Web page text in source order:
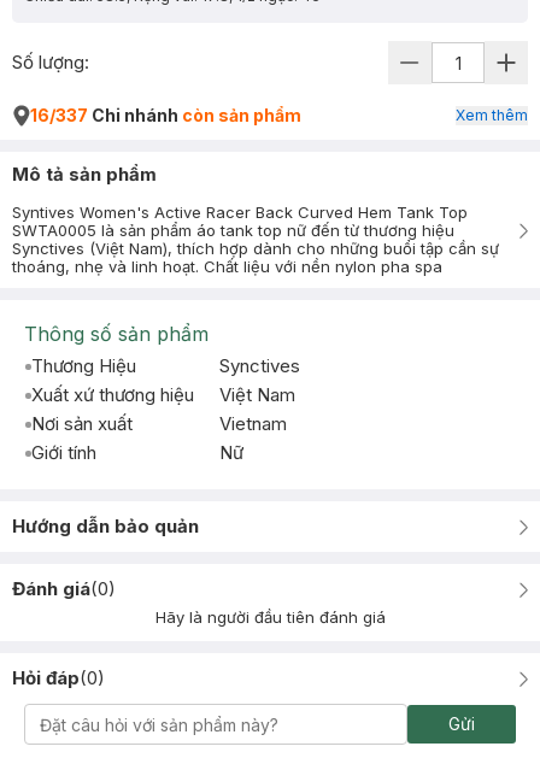
Số lượng:
16/337 Chi nhánh còn sản phẩm Xem thêm
Mô tả sản phẩm
Syntives Women's Active Racer Back Curved Hem Tank Top
SWTA0005 là sản phẩm áo tank top nữ đến từ thương hiệu
Synctives (Việt Nam), thích hợp dành cho những buổi tập cần sự
thoáng, nhẹ và linh hoạt. Chất liệu với nền nylon pha spa
Thông số sản phẩm
Thương Hiệu
Synctives
Xuất xứ thương hiệu
Việt Nam
Nơi sản xuất
Vietnam
Giới tính
Nữ
Hướng dẫn bảo quản
Đánh giá(0)
Hãy là người đầu tiên đánh giá
Hỏi đáp(0)
Gửi